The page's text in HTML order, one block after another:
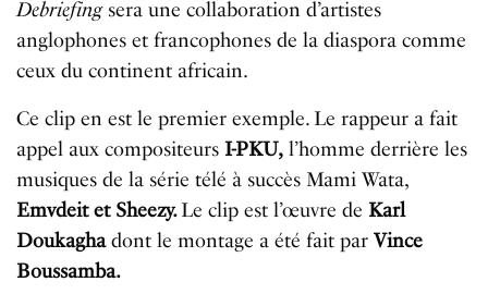
Debriefingsera une collaboration d’artistes
anglophones et francophones de la diaspora comme
ceux du continent africain.
Ce clip en est le premier exemple. Le rappeur a fait
appel aux compositeurs I-PKU, l’homme derrière les
musiques de la série télé à succès Mami Wata,
Emvdeit et Sheezy.Le clip est l’œuvre de Karl
Doukaghadont le montage a été fait parVince
Boussamba.